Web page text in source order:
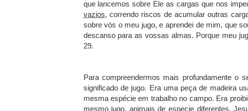
que lancemos sobre Ele as cargas que nos
vazios, correndo riscos de acumular outras
sobre vós o meu jugo, e aprendei de mim, que
descanso para as vossas almas. Porque meu
29.
Para compreendermos mais profundamente o
significado de jugo. Era uma peça de madeira
mesma espécie em trabalho no campo. Era
mesmo jugo, animais de especie diferentes.